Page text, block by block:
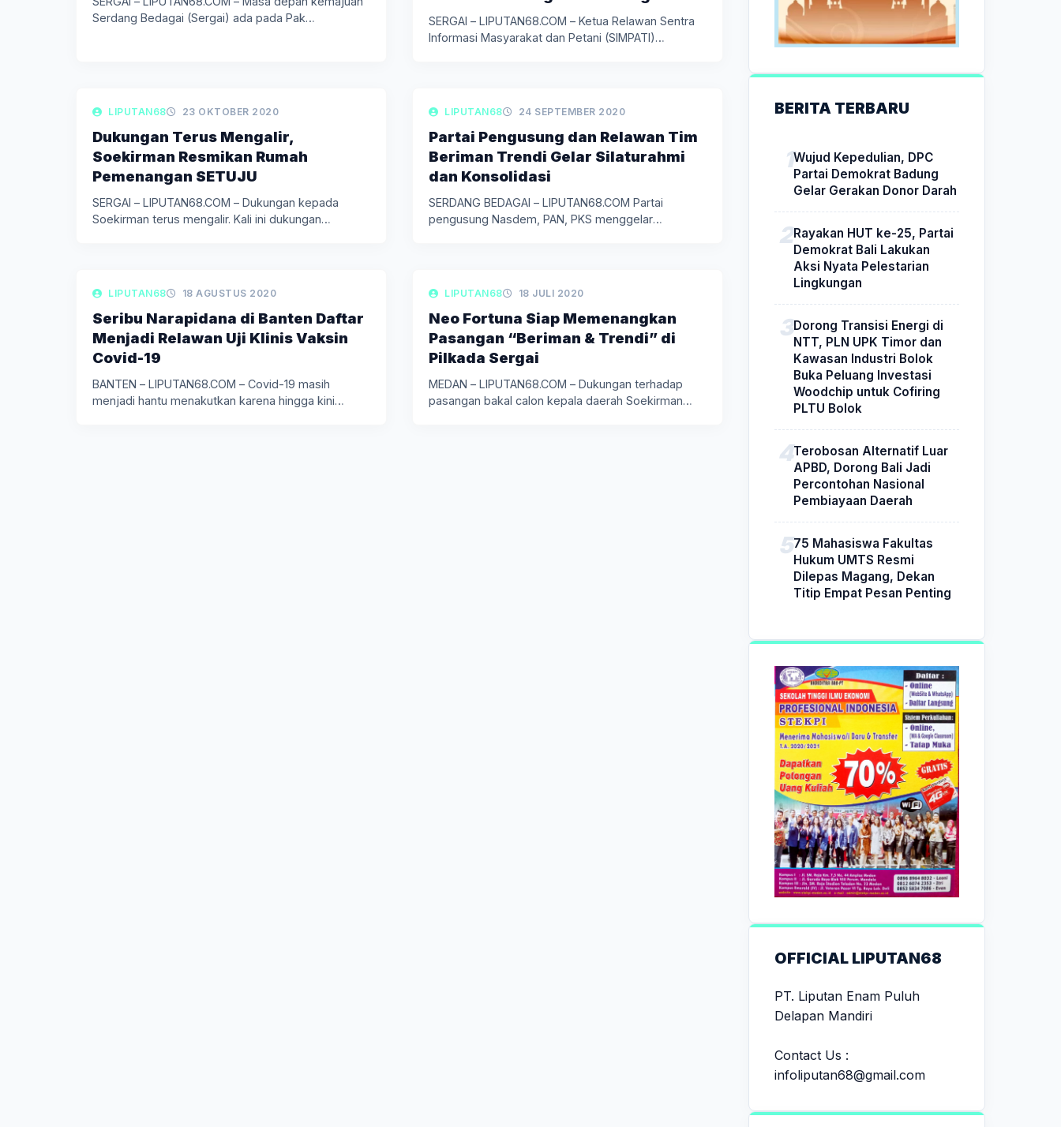
Serdang Bedagai (Sergai) ada pada Pak…
SERGAI – LIPUTAN68.COM – Ketua Relawan Sentra
Informasi Masyarakat dan Petani (SIMPATI)…
LIPUTAN BERITA
LIPUTAN68 23 OKTOBER 2020
Dukungan Terus Mengalir,
Soekirman Resmikan Rumah
Pemenangan SETUJU
SERGAI – LIPUTAN68.COM – Dukungan kepada
Soekirman terus mengalir. Kali ini dukungan…
LIPUTAN BERITA
LIPUTAN68 24 SEPTEMBER 2020
Partai Pengusung dan Relawan Tim
Beriman Trendi Gelar Silaturahmi
dan Konsolidasi
SERDANG BEDAGAI – LIPUTAN68.COM Partai
pengusung Nasdem, PAN, PKS menggelar
LIPUTAN BERITA
LIPUTAN68 18 AGUSTUS 2020
Seribu Narapidana di Banten Daftar
Menjadi Relawan Uji Klinis Vaksin
Covid-19
BANTEN – LIPUTAN68.COM – Covid-19 masih
menjadi hantu menakutkan karena hingga kini…
LIPUTAN BERITA
LIPUTAN68 18 JULI 2020
Neo Fortuna Siap Memenangkan
Pasangan “Beriman & Trendi” di
Pilkada Sergai
MEDAN – LIPUTAN68.COM – Dukungan terhadap
pasangan bakal calon kepala daerah Soekirman…
BERITA TERBARU
Wujud Kepedulian, DPC
Partai Demokrat Badung
Gelar Gerakan Donor Darah
Rayakan HUT ke-25, Partai
Demokrat Bali Lakukan
Aksi Nyata Pelestarian
Lingkungan
Dorong Transisi Energi di
NTT, PLN UPK Timor dan
Kawasan Industri Bolok
Buka Peluang Investasi
Woodchip untuk Cofiring
PLTU Bolok
Terobosan Alternatif Luar
APBD, Dorong Bali Jadi
Percontohan Nasional
Pembiayaan Daerah
75 Mahasiswa Fakultas
Hukum UMTS Resmi
Dilepas Magang, Dekan
Titip Empat Pesan Penting
OFFICIAL LIPUTAN68
PT. Liputan Enam Puluh
Delapan Mandiri
Contact Us :
infoliputan68@gmail.com